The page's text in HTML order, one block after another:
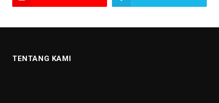
TENTANG KAMI